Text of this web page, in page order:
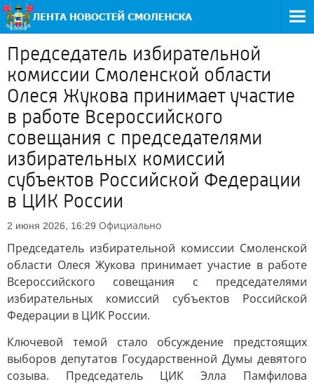
Председатель избирательной
комиссии Смоленской области
Олеся Жукова принимает участие
в работе Всероссийского
совещания с председателями
избирательных комиссий
субъектов Российской Федерации
в ЦИК России
2 июня 2026, 16:29 Официально
Председатель избирательной комиссии Смоленской
области Олеся Жукова принимает участие в работе
Всероссийского совещания с председателями
избирательных комиссий субъектов Российской
Федерации в ЦИК России.
Ключевой темой стало обсуждение предстоящих
выборов депутатов Государственной Думы девятого
созыва. Председатель ЦИК Элла Памфилова